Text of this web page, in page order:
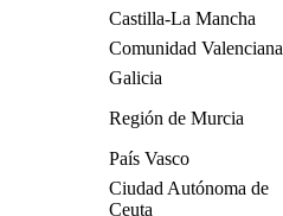
Castilla-La Mancha
Comunidad Valenciana
Galicia
Región de Murcia
País Vasco
Ciudad Autónoma de
Ceuta